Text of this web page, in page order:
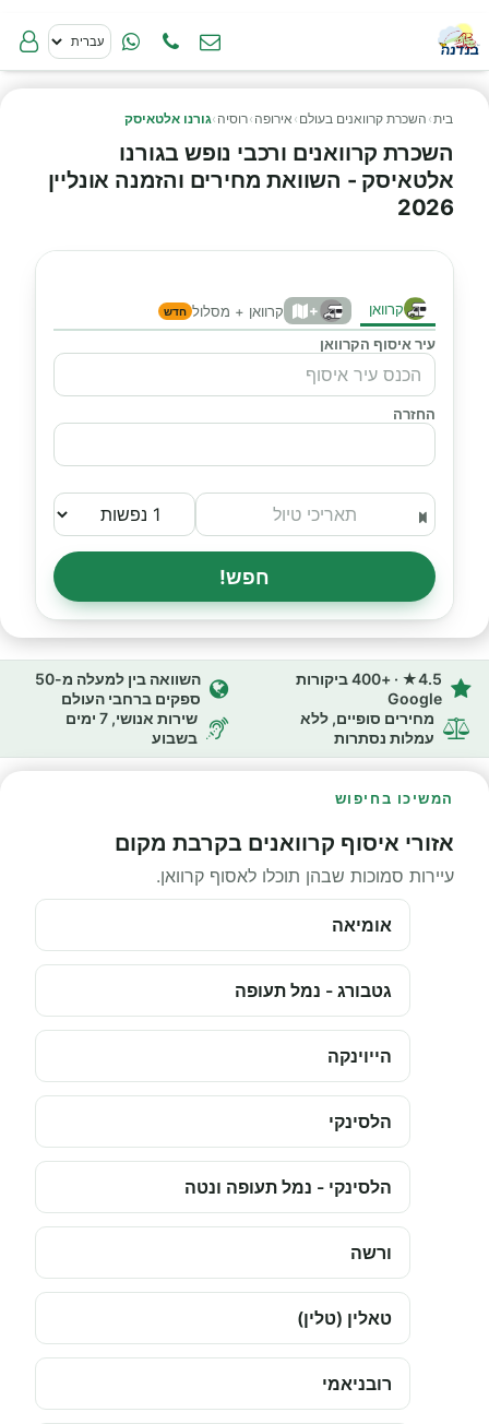
בית› השכרת קרוואנים בעולם › אירופה ›רוסיה ›גורנו אלטאיסק
השכרת קרוואנים ורכבי נופש בגורנו
אלטאיסק - השוואת מחירים והזמנה אונליין
2026
קרוואן + קרוואן + מסלול חדש
עיר איסוף הקרוואן
החזרה
חפש!
4.5★ · +400 ביקורות
Google
השוואה בין למעלה מ-50
ספקים ברחבי העולם
מחירים סופיים, ללא
עמלות נסתרות
שירות אנושי, 7 ימים
בשבוע
המשיכו בחיפוש
אזורי איסוף קרוואנים בקרבת מקום
עיירות סמוכות שבהן תוכלו לאסוף קרוואן.
אומיאה
גטבורג - נמל תעופה
הייוינקה
הלסינקי
הלסינקי - נמל תעופה ונטה
ורשה
טאלין (טלין)
רובניאמי